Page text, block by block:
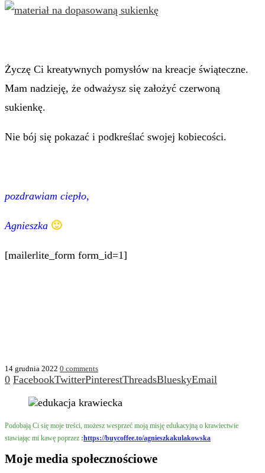
Życzę Ci kreatywnych pomysłów na kreacje świąteczne.
Mam nadzieję, że odważysz się założyć czerwoną
sukienkę.
Nie bój się pokazać i podkreślać swojej kobiecości.
pozdrawiam ciepło,
Agnieszka 🙂
[mailerlite_form form_id=1]
14 grudnia 2022 0 comments
0 FacebookTwitterPinterestThreadsBlueskyEmail
Podobają Ci się moje treści, możesz wesprzeć moją misję edukacyjną o krawiectwie
stawiając mi kawę poprzez :https://buycoffee.to/agnieszkakulakowska
Moje media społecznościowe